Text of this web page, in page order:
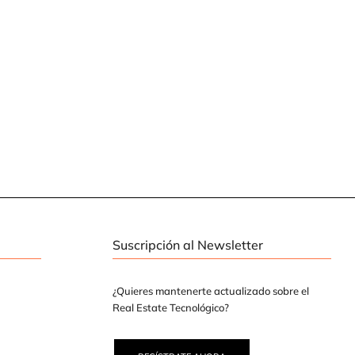
Suscripción al Newsletter
¿Quieres mantenerte actualizado sobre el
Real Estate Tecnológico?